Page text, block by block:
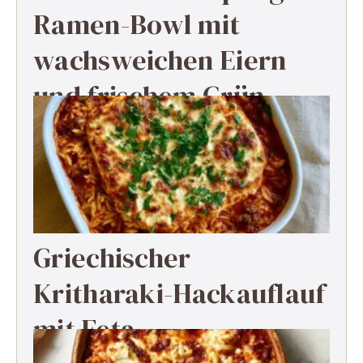
Ramen-Bowl mit
wachsweichen Eiern
und frischem Grün
Griechischer
Kritharaki-Hackauflauf
mit Feta